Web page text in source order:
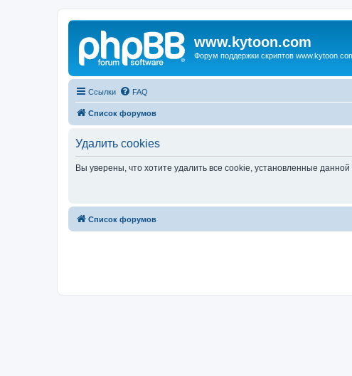
www.kytoon.com
Форум поддержки скриптов
Ссылки FAQ
Список форумов
Удалить cookies
Вы уверены, что хотите удалить все cookie, установленные
Список форумов